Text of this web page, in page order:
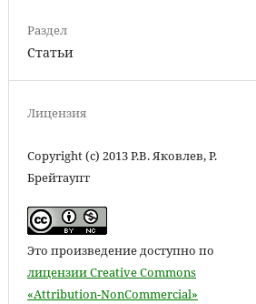
Раздел
Статьи
Лицензия
Copyright (c) 2013 Р.В. Яковлев, Р.
Брейтаупт
Это произведение доступно по
лицензии Creative Commons
«Attribution-NonCommercial»